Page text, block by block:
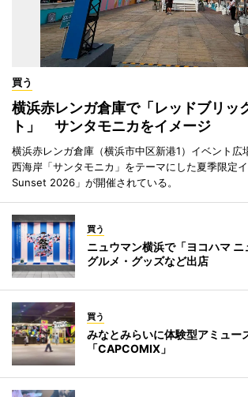
買う
横浜赤レンガ倉庫で「レッドブリッ
ト」 サンタモニカをイメージ
横浜赤レンガ倉庫（横浜市中区新港1）イベント広
西海岸「サンタモニカ」をテーマにした夏季限定
Sunset 2026」が開催されている。
買う
ニュウマン横浜で「ヨコハマ
グルメ・グッズなど出店
買う
みなとみらいに体験型アミュー
「CAPCOMIX」